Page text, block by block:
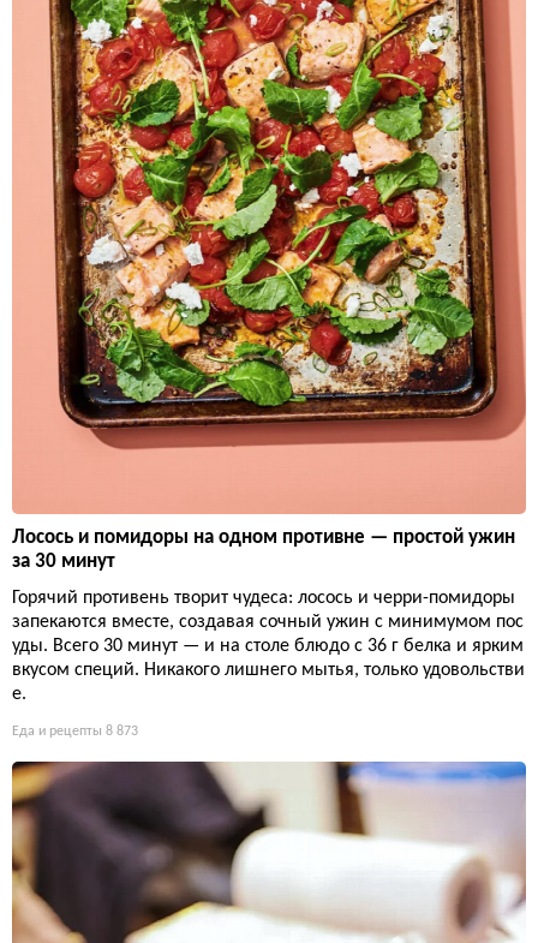
Лосось и помидоры на одном противне — простой ужин
за 30 минут
Горячий противень творит чудеса: лосось и черри-помидоры
запекаются вместе, создавая сочный ужин с минимумом пос
уды. Всего 30 минут — и на столе блюдо с 36 г белка и ярким
вкусом специй. Никакого лишнего мытья, только удовольстви
е.
Еда и рецепты 8 873